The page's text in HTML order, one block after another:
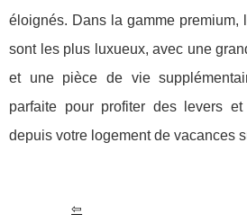
éloignés. Dans la gamme premium,
sont les plus luxueux, avec une
et une pièce de vie
parfaite pour profiter des levers
depuis votre logement de vacances